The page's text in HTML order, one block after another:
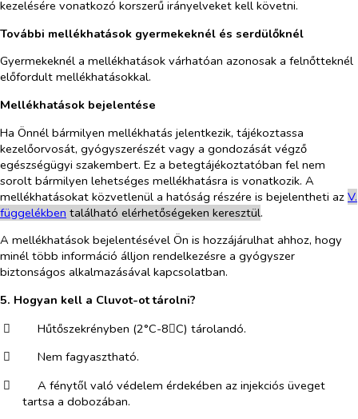
kezelésére vonatkozó korszerű irányelveket kell követni.
További mellékhatások gyermekeknél és serdülőknél
Gyermekeknél a mellékhatások várhatóan azonosak a felnőtteknél
előfordult mellékhatásokkal.
Mellékhatások bejelentése
Ha Önnél bármilyen mellékhatás jelentkezik, tájékoztassa
kezelőorvosát, gyógyszerészét vagy a gondozását végző
egészségügyi szakembert. Ez a betegtájékoztatóban fel nem
sorolt bármilyen lehetséges mellékhatásra is vonatkozik. A
mellékhatásokat közvetlenül a hatóság részére is bejelentheti az V.
függelékben található elérhetőségeken keresztül.
A mellékhatások bejelentésével Ön is hozzájárulhat ahhoz, hogy
minél több információ álljon rendelkezésre a gyógyszer
biztonságos alkalmazásával kapcsolatban.
5. Hogyan kell a Cluvot-ot tárolni?
​
Hűtőszekrényben (2°C-8C) tárolandó.
​
Nem fagyasztható.
​
A fénytől való védelem érdekében az injekciós üveget
tartsa a dobozában.